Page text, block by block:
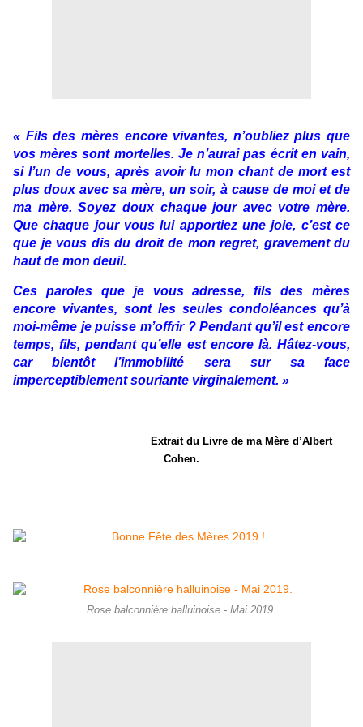
« Fils des mères encore vivantes, n’oubliez plus que
vos mères sont mortelles. Je n’aurai pas écrit en vain,
si l’un de vous, après avoir lu mon chant de mort est
plus doux avec sa mère, un soir, à cause de moi et de
ma mère. Soyez doux chaque jour avec votre mère.
Que chaque jour vous lui apportiez une joie, c’est ce
que je vous dis du droit de mon regret, gravement du
haut de mon deuil.
Ces paroles que je vous adresse, fils des mères
encore vivantes, sont les seules condoléances qu’à
moi-même je puisse m’offrir ? Pendant qu’il est encore
temps, fils, pendant qu’elle est encore là. Hâtez-vous,
car bientôt l’immobilité sera sur sa face
imperceptiblement souriante virginalement. »
Extrait du Livre de ma Mère d’Albert
Cohen.
Rose balconnière halluinoise - Mai 2019.